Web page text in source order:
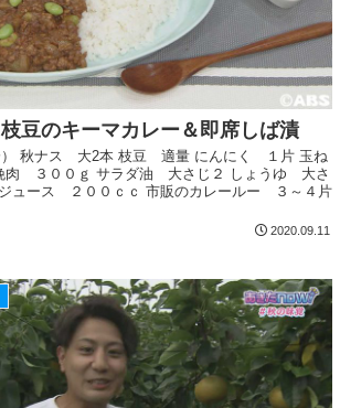
豆のキーマカレー＆即席しば漬
） 秋ナス 大2本 枝豆 適量 にんにく １片 玉ね
肉 ３００ｇ サラダ油 大さじ２ しょうゆ 大さ
ジュース ２００ｃｃ 市販のカレールー ３～４片
2020.09.11